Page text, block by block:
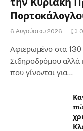
6 Αυγούστου 2026 0
Αφιερωμένο στα
Σιδηροδρόμου αλλά
που γίνονται για…